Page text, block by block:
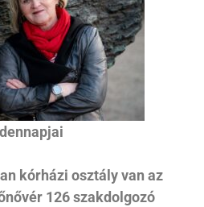
kórházi osztály van az
126 szakdolgozó